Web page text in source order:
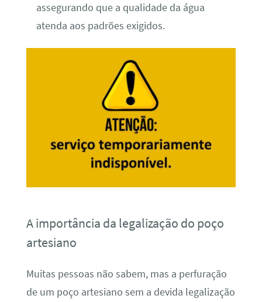
assegurando que a qualidade da água
atenda aos padrões exigidos.
A importância da legalização do poço
artesiano
Muitas pessoas não sabem, mas a perfuração
de um poço artesiano sem a devida legalização